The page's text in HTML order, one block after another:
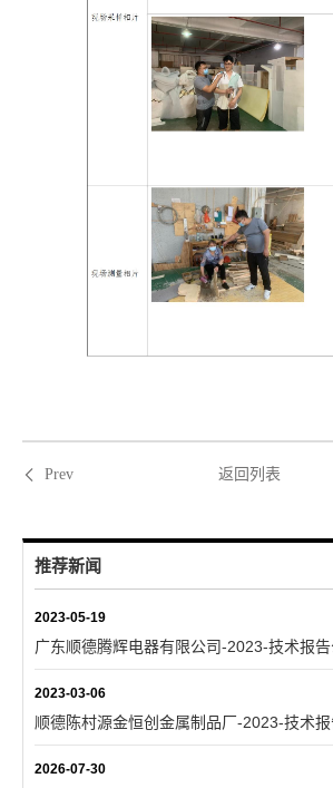
Prev 返回列表
推荐新闻
2023-05-19
广东顺德腾辉电器有限公司-2023-技术报
2023-03-06
顺德陈村源金恒创金属制品厂-2023-技术
2026-07-30